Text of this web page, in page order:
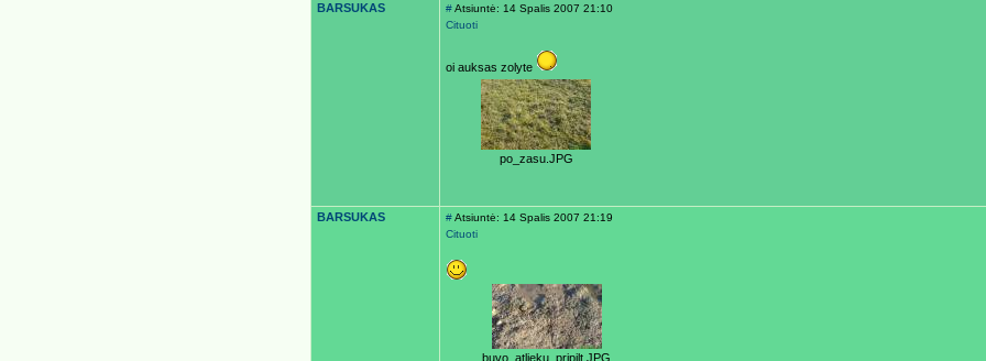
BARSUKAS #Atsiuntė: 14 Spalis 2007 21:10
Cituoti
oi auksas zolyte
po_zasu.JPG
BARSUKAS #Atsiuntė: 14 Spalis 2007 21:19
Cituoti
buvo_atlieku_pripilt.JPG